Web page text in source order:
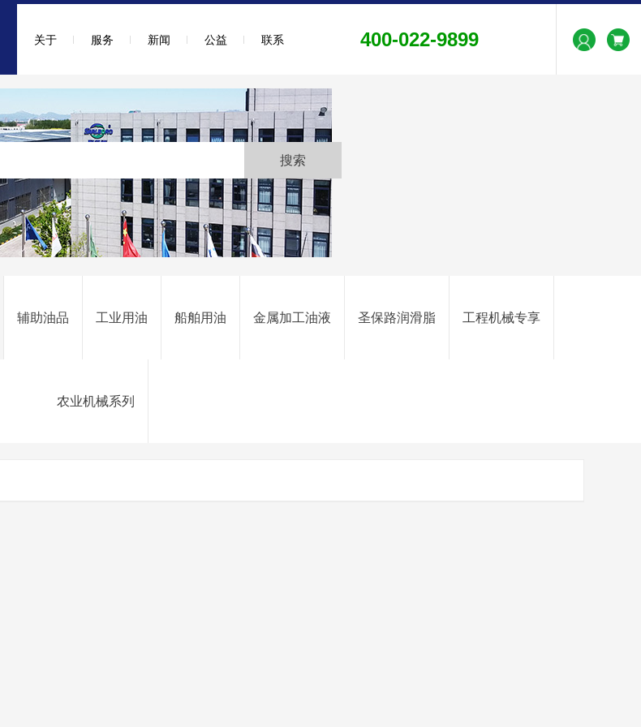
400-022-9899
关于 服务 新闻 公益 联系
辅助油品 工业用油 船舶用油 金属加工油液 圣保路润滑脂 工程机械专享
农业机械系列